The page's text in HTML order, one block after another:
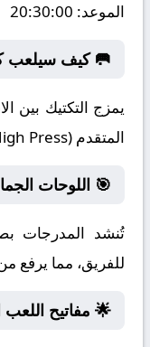
الموعد:
🥅 كيف سيلعب
يمزج التكتيك بين
المتقدم (High Press) لاستعادة الكرة سريعاً.
🎯 اللوحات
تُنشد المدرجات
للفريق، مما يرفع من
🌟 مفاتيح